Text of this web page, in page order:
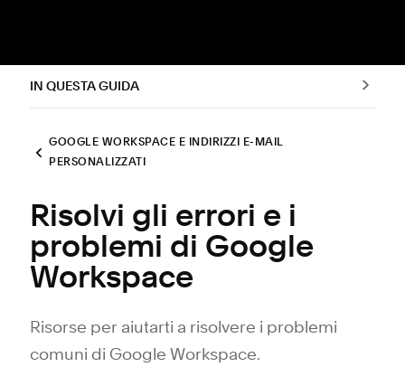
IN QUESTA GUIDA
GOOGLE WORKSPACE E INDIRIZZI E-MAIL
PERSONALIZZATI
Risolvi gli errori e i
problemi di Google
Workspace
Risorse per aiutarti a risolvere i problemi
comuni di Google Workspace.